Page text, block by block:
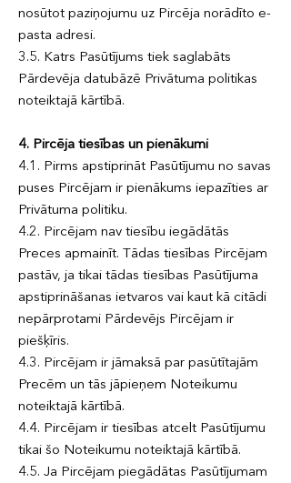
nosūtot paziņojumu uz Pircēja norādīto e-
pasta adresi.
3.5. Katrs Pasūtījums tiek saglabāts
Pārdevēja datubāzē Privātuma politikas
noteiktajā kārtībā.
4. Pircēja tiesības un pienākumi
4.1. Pirms apstiprināt Pasūtījumu no savas
puses Pircējam ir pienākums iepazīties ar
Privātuma politiku.
4.2. Pircējam nav tiesību iegādātās
Preces apmainīt. Tādas tiesības Pircējam
pastāv, ja tikai tādas tiesības Pasūtījuma
apstiprināšanas ietvaros vai kaut kā citādi
nepārprotami Pārdevējs Pircējam ir
piešķīris.
4.3. Pircējam ir jāmaksā par pasūtītajām
Precēm un tās jāpieņem Noteikumu
noteiktajā kārtībā.
4.4. Pircējam ir tiesības atcelt Pasūtījumu
tikai šo Noteikumu noteiktajā kārtībā.
4.5. Ja Pircējam piegādātas Pasūtījumam